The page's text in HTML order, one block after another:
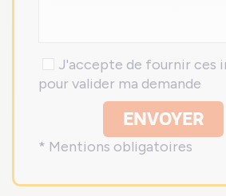
J'accepte de fournir ces
pour valider ma demande
ENVOYER
* Mentions obligatoires